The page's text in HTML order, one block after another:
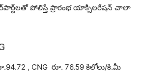
పోలిస్తే ప్రారంభ యాక్సిల‌రేష‌న్‌ చాలా
, CNG రూ. 76.59 కిలోలు/కి.మీ